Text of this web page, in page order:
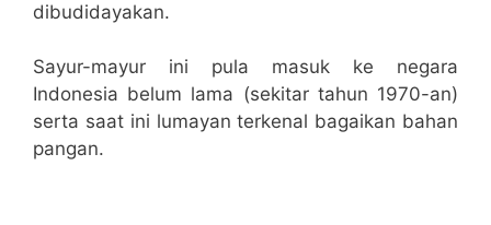
dibudidayakan.
Sayur-mayur ini pula masuk ke negara
Indonesia belum lama (sekitar tahun 1970-an)
serta saat ini lumayan terkenal bagaikan bahan
pangan.